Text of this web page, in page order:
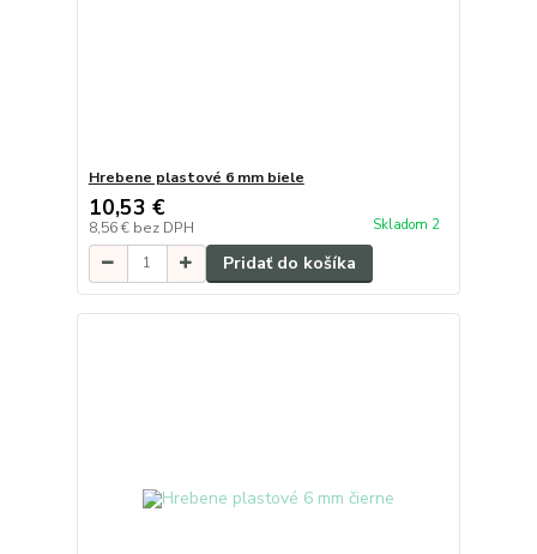
Hrebene plastové 6 mm biele
10,53 €
8,56 € bez DPH Skladom 2
Pridať do košíka